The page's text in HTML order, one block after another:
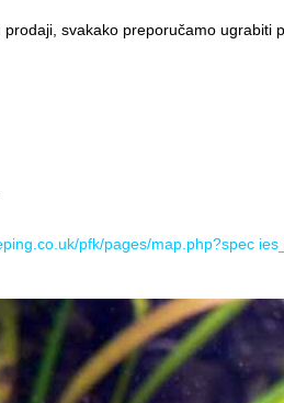
prodaji, svakako preporučamo ugrabiti
pfk/pages/map.php?spec